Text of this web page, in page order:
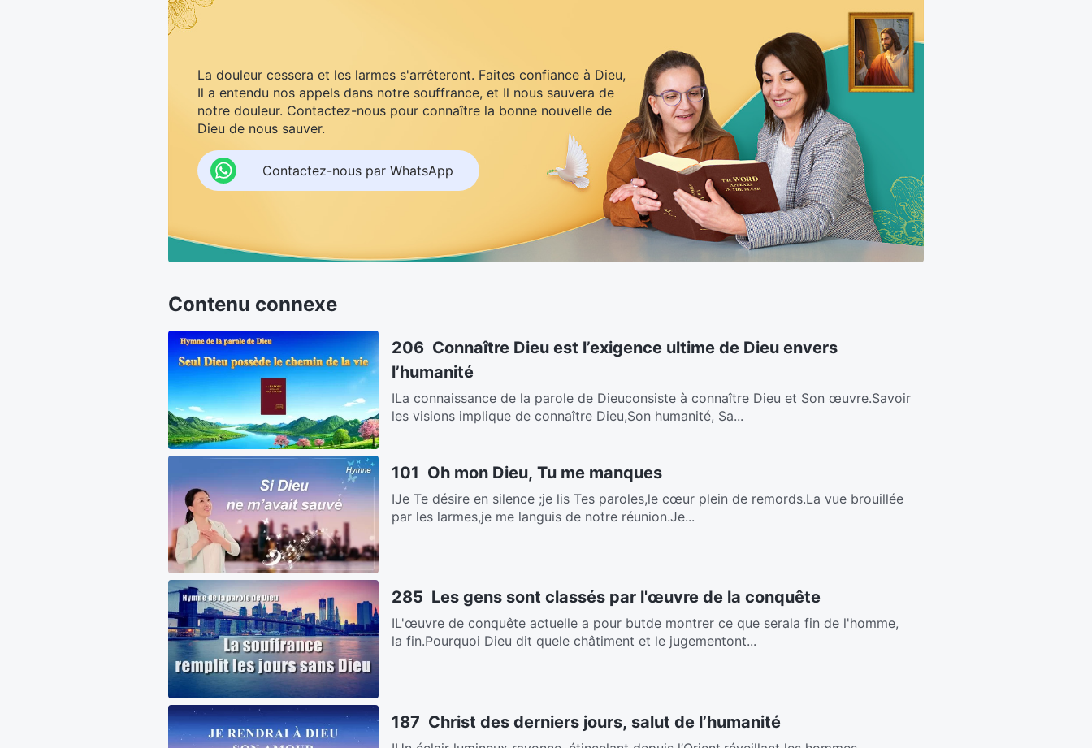
La douleur cessera et les larmes s'arrêteront. Faites confiance à Dieu,
Il a entendu nos appels dans notre souffrance, et Il nous sauvera de
notre douleur. Contactez-nous pour connaître la bonne nouvelle de
Dieu de nous sauver.
Contactez-nous par WhatsApp
Contenu connexe
206 Connaître Dieu est l’exigence ultime de Dieu envers
l’humanité
ⅠLa connaissance de la parole de Dieuconsiste à connaître Dieu et Son œuvre.Savoir
les visions implique de connaître Dieu,Son humanité, Sa...
101 Oh mon Dieu, Tu me manques
ⅠJe Te désire en silence ;je lis Tes paroles,le cœur plein de remords.La vue brouillée
par les larmes,je me languis de notre réunion.Je...
285 Les gens sont classés par l'œuvre de la conquête
ⅠL'œuvre de conquête actuelle a pour butde montrer ce que serala fin de l'homme,
la fin.Pourquoi Dieu dit quele châtiment et le jugementont...
187 Christ des derniers jours, salut de l’humanité